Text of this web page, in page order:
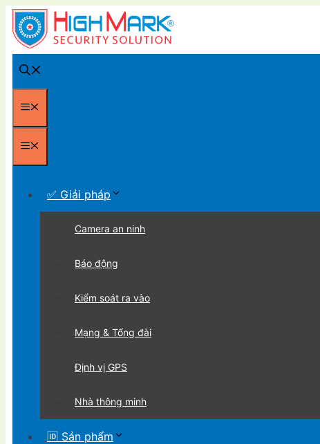
Chuyển
đến
nội
dung
Menu
Menu
✅ Giải pháp
Camera an ninh
Báo động
Kiểm soát ra vào
Mạng & Tổng đài
Định vị GPS
Nhà thông minh
🆔 Sản phẩm